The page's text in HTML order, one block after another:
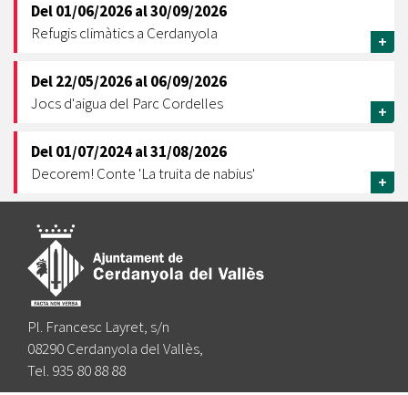
Del01/06/2026al30/09/2026
Refugis climàtics a Cerdanyola
+
Del22/05/2026al06/09/2026
Jocs d'aigua del Parc Cordelles
+
Del01/07/2024al31/08/2026
Decorem! Conte 'La truita de nabius'
+
Pl. Francesc Layret, s/n
08290 Cerdanyola del Vallès,
Tel. 935 80 88 88